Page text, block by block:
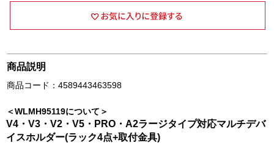
商品説明
商品コード：4589443463598
＜WLMH95119について＞
V4・V3・V2・V5・PRO・A2ラージタイプ対応マルチデバ
イスホルダー(ラック4点+取付金具)